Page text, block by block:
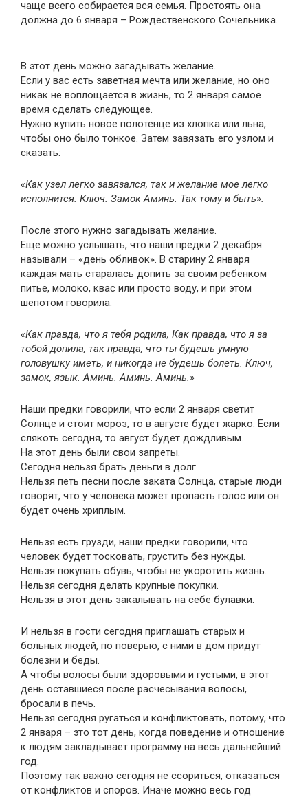
чаще всего собирается вся семья. Простоять она
должна до 6 января – Рождественского Сочельника.
В этот день можно загадывать желание.
Если у вас есть заветная мечта или желание, но оно
никак не воплощается в жизнь, то 2 января самое
время сделать следующее.
Нужно купить новое полотенце из хлопка или льна,
чтобы оно было тонкое. Затем завязать его узлом и
сказать:
«Как узел легко завязался, так и желание мое легко
исполнится. Ключ. Замок Аминь. Так тому и быть».
После этого нужно загадывать желание.
Еще можно услышать, что наши предки 2 декабря
называли – «день обливок». В старину 2 января
каждая мать старалась допить за своим ребенком
питье, молоко, квас или просто воду, и при этом
шепотом говорила:
«Как правда, что я тебя родила, Как правда, что я за
тобой допила, так правда, что ты будешь умную
головушку иметь, и никогда не будешь болеть. Ключ,
замок, язык. Аминь. Аминь. Аминь.»
Наши предки говорили, что если 2 января светит
Солнце и стоит мороз, то в августе будет жарко. Если
слякоть сегодня, то август будет дождливым.
На этот день были свои запреты.
Сегодня нельзя брать деньги в долг.
Нельзя петь песни после заката Солнца, старые люди
говорят, что у человека может пропасть голос или он
будет очень хриплым.
Нельзя есть грузди, наши предки говорили, что
человек будет тосковать, грустить без нужды.
Нельзя покупать обувь, чтобы не укоротить жизнь.
Нельзя сегодня делать крупные покупки.
Нельзя в этот день закалывать на себе булавки.
И нельзя в гости сегодня приглашать старых и
больных людей, по поверью, с ними в дом придут
болезни и беды.
А чтобы волосы были здоровыми и густыми, в этот
день оставшиеся после расчесывания волосы,
бросали в печь.
Нельзя сегодня ругаться и конфликтовать, потому, что
2 января – это тот день, когда поведение и отношение
к людям закладывает программу на весь дальнейший
год.
Поэтому так важно сегодня не ссориться, отказаться
от конфликтов и споров. Иначе можно весь год